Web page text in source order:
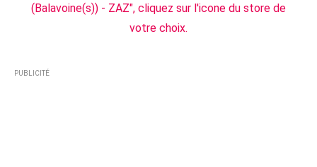
(Balavoine(s)) - ZAZ", cliquez sur l'icone du store de
votre choix.
PUBLICITÉ